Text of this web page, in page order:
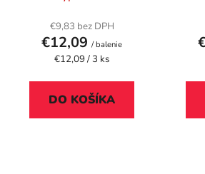
€9,83 bez DPH
€12,09 / balenie
Jednotková
€12,09 / 3 ks
DO KOŠÍKA